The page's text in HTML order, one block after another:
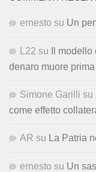
ernesto su Un
L22 su
Il
denaro muore
Simone Garilli su
come effetto
AR su La Patria
ernesto su Un